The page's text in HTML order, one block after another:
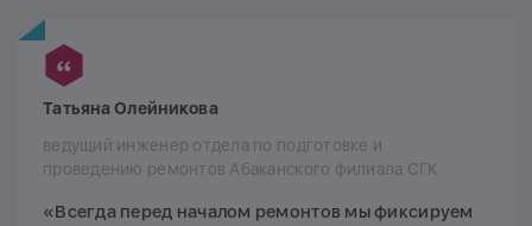
Татьяна Олейникова
ведущий инженер отдела по подготовке и
проведению ремонтов Абаканского филиала СГК
«Всегда перед началом ремонтов мы фиксируем